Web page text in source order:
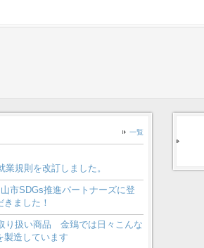
一覧
業規則を改訂しました。
山市SDGs推進パートナーズに登
ました！
り扱い商品 金鵄では日々こんな
製造しています